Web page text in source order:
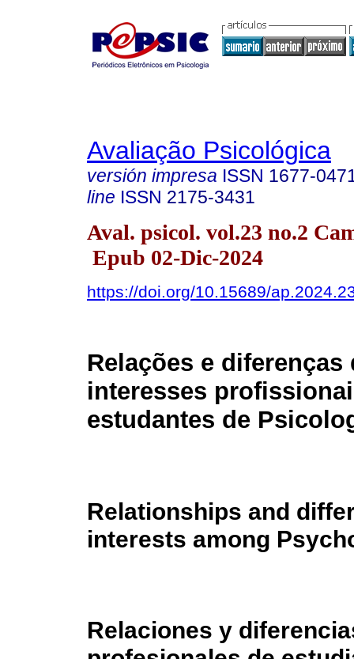
Avaliação Psicológica
versión impresa ISSN 1677-
line ISSN 2175-3431
Aval. psicol. vol.23 no.2
Epub 02-Dic-2024
https://doi.org/10.15689/
Relações e diferenças
interesses
estudantes de
Relationships and
interests among
Relaciones y